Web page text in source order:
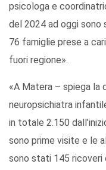
psicologa e
del 2024 ad oggi sono
76 famiglie prese a
fuori regione».
«A Matera – spiega la
neuropsichiatra
in totale 2.150
sono prime visite e le
sono stati 145 ricoveri